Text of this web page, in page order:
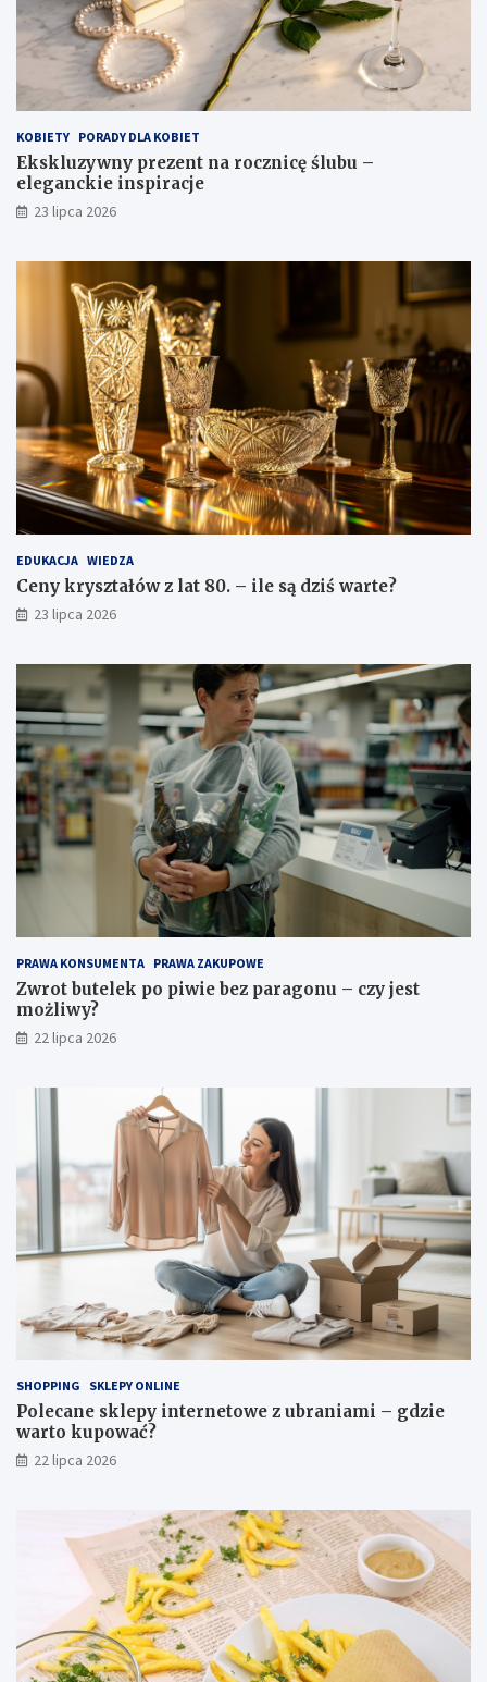
KOBIETY PORADY DLA KOBIET
Ekskluzywny prezent na rocznicę ślubu –
eleganckie inspiracje
23 lipca 2026
EDUKACJA WIEDZA
Ceny kryształów z lat 80. – ile są dziś warte?
23 lipca 2026
PRAWA KONSUMENTA PRAWA ZAKUPOWE
Zwrot butelek po piwie bez paragonu – czy jest
możliwy?
22 lipca 2026
SHOPPING SKLEPY ONLINE
Polecane sklepy internetowe z ubraniami – gdzie
warto kupować?
22 lipca 2026